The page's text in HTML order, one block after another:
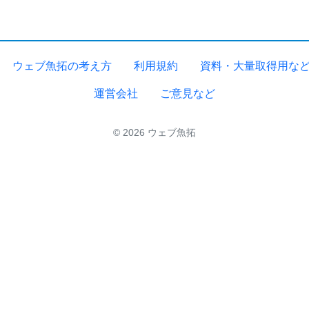
ウェブ魚拓の考え方 利用規約 資料・大量取得用な
運営会社 ご意見など
© 2026 ウェブ魚拓